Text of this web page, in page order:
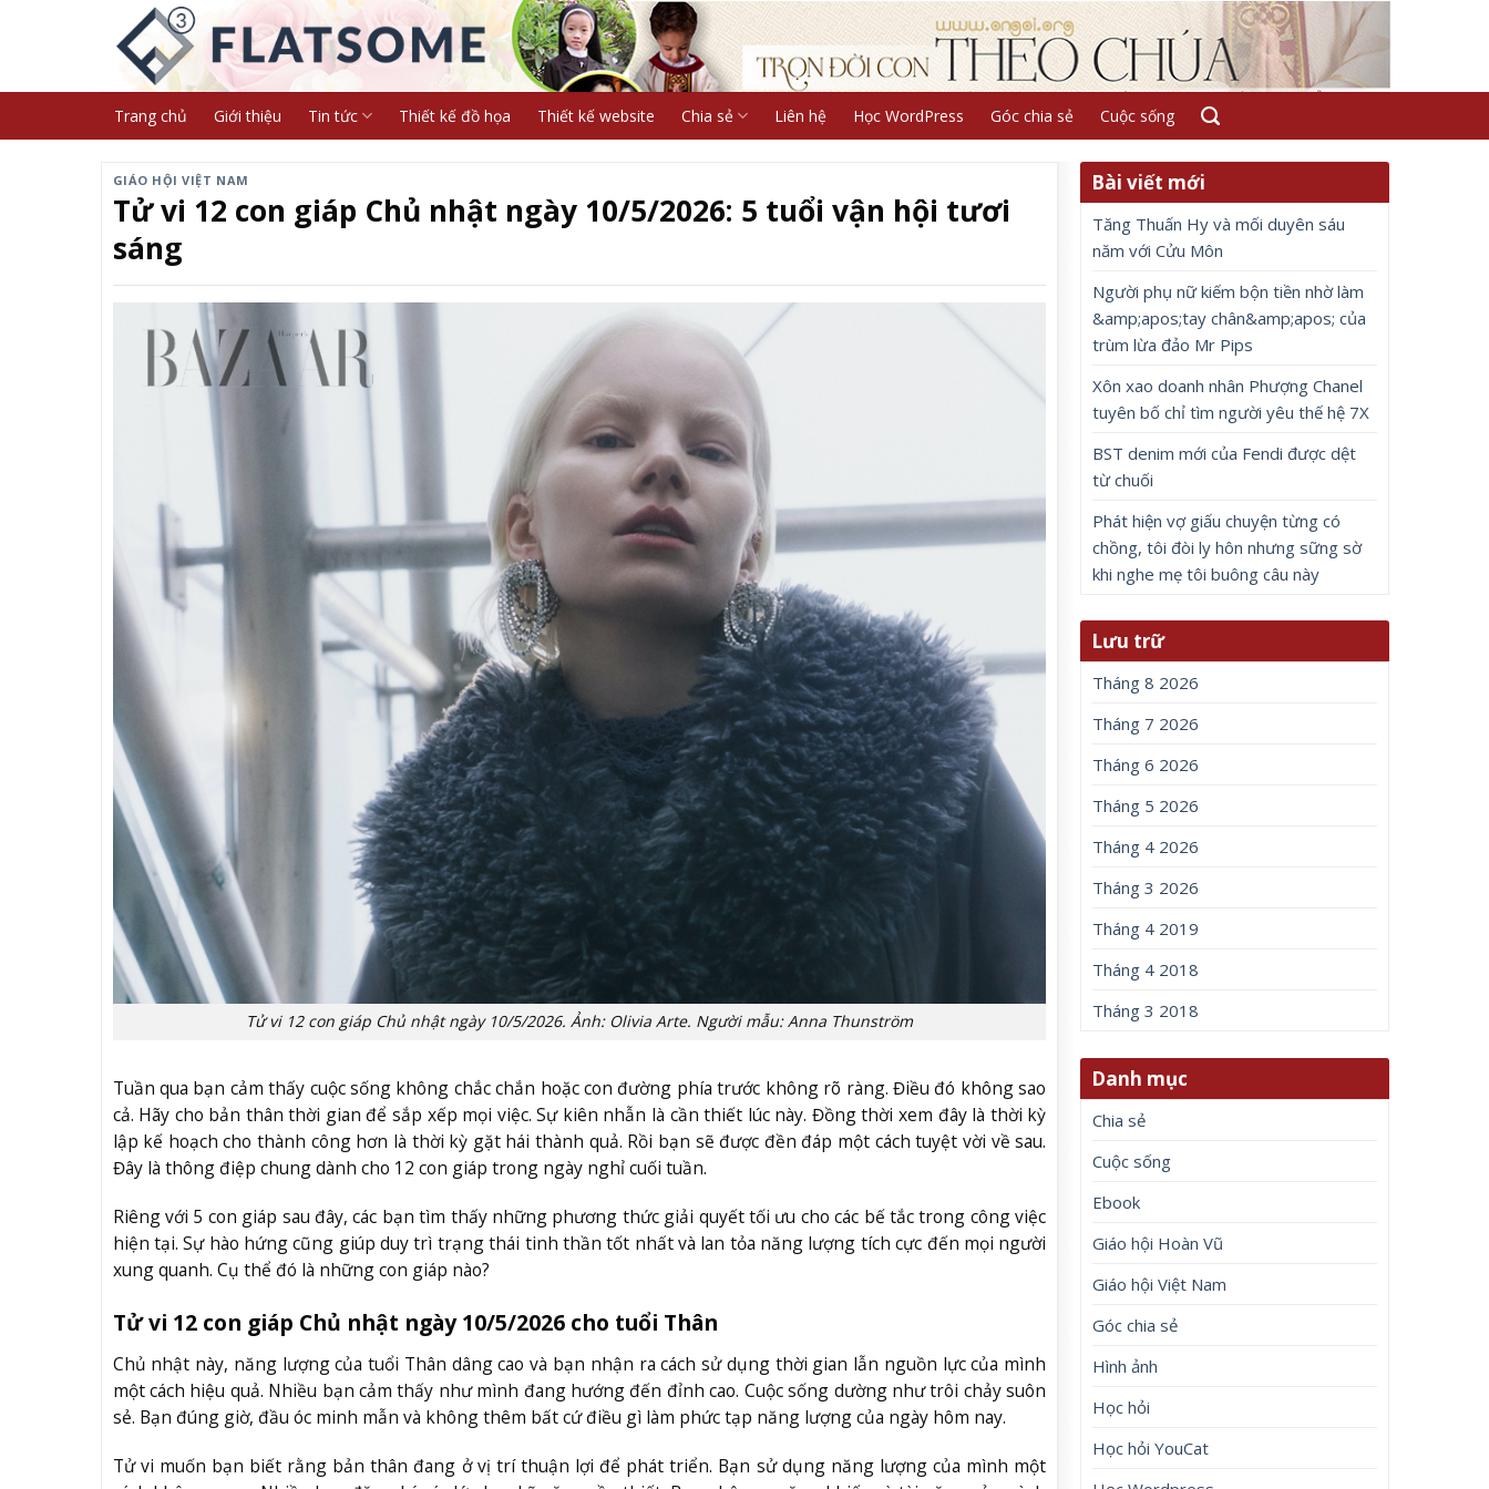
Trang chủ Giới thiệu Tin tức Thiết kế đồ họa Thiết kế website Chia sẻ Liên hệ Học WordPress Góc chia sẻ Cuộc sống
GIÁO HỘI VIỆT NAM
Tử vi 12 con giáp Chủ nhật ngày 10/5/2026: 5 tuổi vận hội tươi
sáng
Tử vi 12 con giáp Chủ nhật ngày 10/5/2026. Ảnh: Olivia Arte. Người mẫu: Anna Thunström
Tuần qua bạn cảm thấy cuộc sống không chắc chắn hoặc con đường phía trước không rõ ràng. Điều đó không sao
cả. Hãy cho bản thân thời gian để sắp xếp mọi việc. Sự kiên nhẫn là cần thiết lúc này. Đồng thời xem đây là thời kỳ
lập kế hoạch cho thành công hơn là thời kỳ gặt hái thành quả. Rồi bạn sẽ được đền đáp một cách tuyệt vời về sau.
Đây là thông điệp chung dành cho 12 con giáp trong ngày nghỉ cuối tuần.
Riêng với 5 con giáp sau đây, các bạn tìm thấy những phương thức giải quyết tối ưu cho các bế tắc trong công việc
hiện tại. Sự hào hứng cũng giúp duy trì trạng thái tinh thần tốt nhất và lan tỏa năng lượng tích cực đến mọi người
xung quanh. Cụ thể đó là những con giáp nào?
Tử vi 12 con giáp Chủ nhật ngày 10/5/2026 cho tuổi Thân
Chủ nhật này, năng lượng của tuổi Thân dâng cao và bạn nhận ra cách sử dụng thời gian lẫn nguồn lực của mình
một cách hiệu quả. Nhiều bạn cảm thấy như mình đang hướng đến đỉnh cao. Cuộc sống dường như trôi chảy suôn
sẻ. Bạn đúng giờ, đầu óc minh mẫn và không thêm bất cứ điều gì làm phức tạp năng lượng của ngày hôm nay.
Tử vi muốn bạn biết rằng bản thân đang ở vị trí thuận lợi để phát triển. Bạn sử dụng năng lượng của mình một
Bài viết mới
Tăng Thuấn Hy và mối duyên sáu
năm với Cửu Môn
Người phụ nữ kiếm bộn tiền nhờ làm
&amp;apos;tay chân&amp;apos; của
trùm lừa đảo Mr Pips
Xôn xao doanh nhân Phượng Chanel
tuyên bố chỉ tìm người yêu thế hệ 7X
BST denim mới của Fendi được dệt
từ chuối
Phát hiện vợ giấu chuyện từng có
chồng, tôi đòi ly hôn nhưng sững sờ
khi nghe mẹ tôi buông câu này
Lưu trữ
Tháng 8 2026
Tháng 7 2026
Tháng 6 2026
Tháng 5 2026
Tháng 4 2026
Tháng 3 2026
Tháng 4 2019
Tháng 4 2018
Tháng 3 2018
Danh mục
Chia sẻ
Cuộc sống
Ebook
Giáo hội Hoàn Vũ
Giáo hội Việt Nam
Góc chia sẻ
Hình ảnh
Học hỏi
Học hỏi YouCat